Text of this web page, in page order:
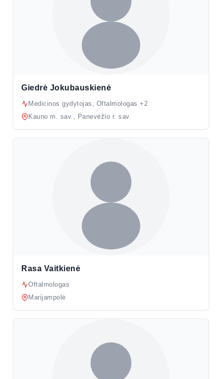
Giedrė Jokubauskienė
Medicinos gydytojas, Oftalmologas +2
Kauno m. sav., Panevėžio r. sav.
Rasa Vaitkienė
Oftalmologas
Marijampolė